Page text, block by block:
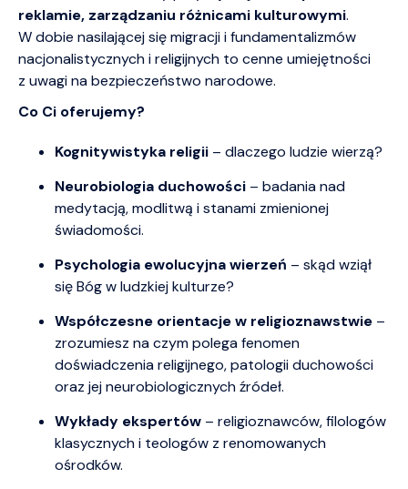
reklamie, zarządzaniu różnicami kulturowymi.
W dobie nasilającej się migracji i fundamentalizmów
nacjonalistycznych i religijnych to cenne umiejętności
z uwagi na bezpieczeństwo narodowe.
Co Ci oferujemy?
Kognitywistyka religii – dlaczego ludzie wierzą?
Neurobiologia duchowości – badania nad
medytacją, modlitwą i stanami zmienionej
świadomości.
Psychologia ewolucyjna wierzeń – skąd wziął
się Bóg w ludzkiej kulturze?
Współczesne orientacje w religioznawstwie –
zrozumiesz na czym polega fenomen
doświadczenia religijnego, patologii duchowości
oraz jej neurobiologicznych źródeł.
Wykłady ekspertów – religioznawców, filologów
klasycznych i teologów z renomowanych
ośrodków.